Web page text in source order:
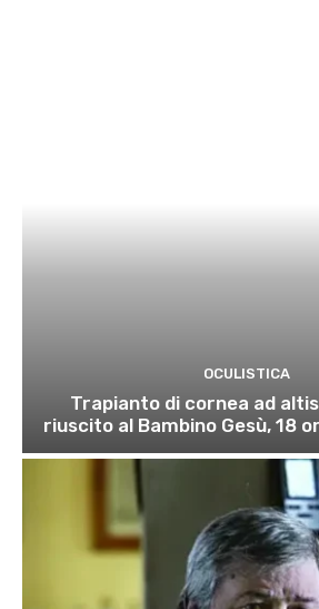
OCULISTICA
Trapianto di cornea ad
riuscito al Bambino Gesù, 18